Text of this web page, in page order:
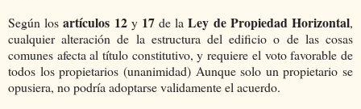
Según losartículos 12y 17de laLey de Propiedad Horizontal,
cualquier alteración de la estructura del edificio o de las cosas
comunes afecta al título constitutivo, y requiere el voto favorable de
todos los propietarios (unanimidad) Aunque solo un propietario se
opusiera, no podría adoptarse validamente el acuerdo.